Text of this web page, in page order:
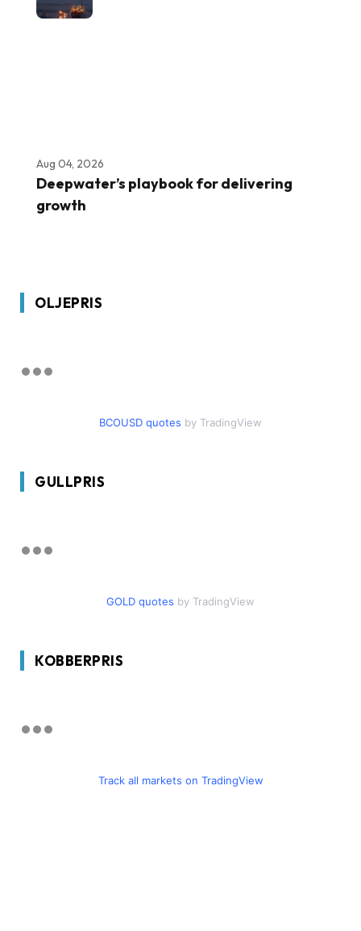
Aug 04, 2026
Deepwater’s playbook for delivering
growth
OLJEPRIS
BCOUSD quotes by TradingView
GULLPRIS
GOLD quotes by TradingView
KOBBERPRIS
Track all markets on TradingView